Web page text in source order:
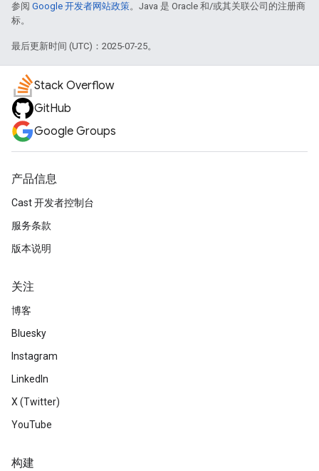
参阅 Google 开发者网站政策。Java 是 Oracle 和/或其关联公司的注册商
标。
最后更新时间 (UTC)：2025-07-25。
Stack Overflow
GitHub
Google Groups
产品信息
Cast 开发者控制台
服务条款
版本说明
关注
博客
Bluesky
Instagram
LinkedIn
X (Twitter)
YouTube
构建